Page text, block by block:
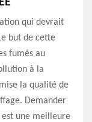
qui devrait
but de cette
fumés au
à la
la qualité de
Demander
est une meilleure